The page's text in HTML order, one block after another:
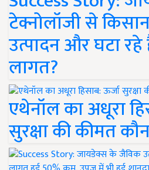
टेक्नोलॉजी से
उत्पादन और घटा
लागत?
एथेनॉल का अधूरा
सुरक्षा की कीमत